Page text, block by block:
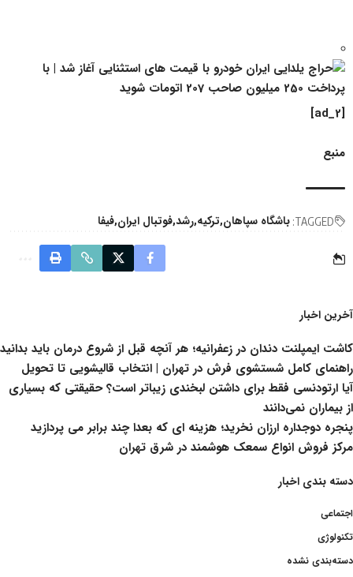
[ad_2]
منبع
TAGGED: باشگاه سپاهان ترکیه رشدفوتبال ایران فیفا
آخرین اخبار
کاشت ایمپلنت دندان در زعفرانیه؛ هر آنچه قبل از شروع درمان باید بدانید
راهنمای کامل شستشوی فرش در تهران | انتخاب قالیشویی تا تحویل
آیا ارتودنسی فقط برای داشتن لبخندی زیباتر است؟ حقیقتی که بسیاری
از بیماران نمی‌دانند
پنجره دوجداره ارزان نخرید؛ هزینه ای که بعدا چند برابر می پردازید
مرکز فروش انواع سمعک هوشمند در شرق تهران
دسته بندی اخبار
اجتماعی
تکنولوژی
دسته‌بندی نشده